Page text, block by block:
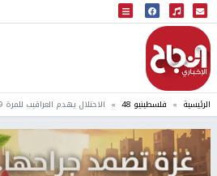
البث المباشر
إذاعة النجاح
الرئيسية فلسطينيو 48 الاحتلال يهدم العراقيب للمرة 179